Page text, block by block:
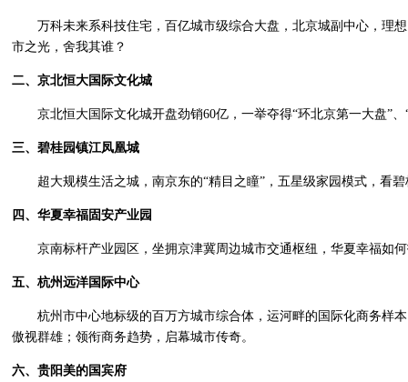
万科未来系科技住宅，百亿城市级综合大盘，北京城副中心，理
市之光，舍我其谁？
二、京北恒大国际文化城
京北恒大国际文化城开盘劲销60亿，一举夺得“环北京第一大盘”、
三、碧桂园镇江凤凰城
超大规模生活之城，南京东的“精目之瞳”，五星级家园模式，看
四、华夏幸福固安产业园
京南标杆产业园区，坐拥京津冀周边城市交通枢纽，华夏幸福如
五、杭州远洋国际中心
杭州市中心地标级的百万方城市综合体，运河畔的国际化商务样
傲视群雄；领衔商务趋势，启幕城市传奇。
六、贵阳美的国宾府